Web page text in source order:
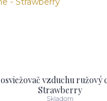
osviežovač vzduchu ružový
Strawberry
Skladom